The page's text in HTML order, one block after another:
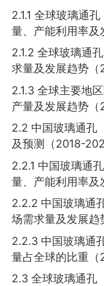
2.1.1 全球玻璃通
量、产能利用率及
2.1.2 全球玻璃通
求量及发展趋势（
2.1.3 全球主要地
产量及发展趋势（
2.2 中国玻璃通孔
及预测（2018-
2.2.1 中国玻璃通
量、产能利用率及
2.2.2 中国玻璃通
场需求量及发展趋
2.2.3 中国玻璃通
量占全球的比重（
2.3 全球玻璃通孔